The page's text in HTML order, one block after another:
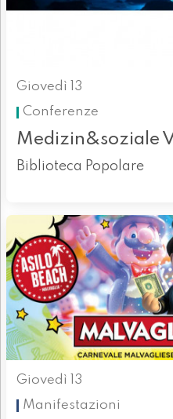
Giovedì 13
Conferenze
Medizin&soziale
Biblioteca Popolare
Giovedì 13
Manifestazioni